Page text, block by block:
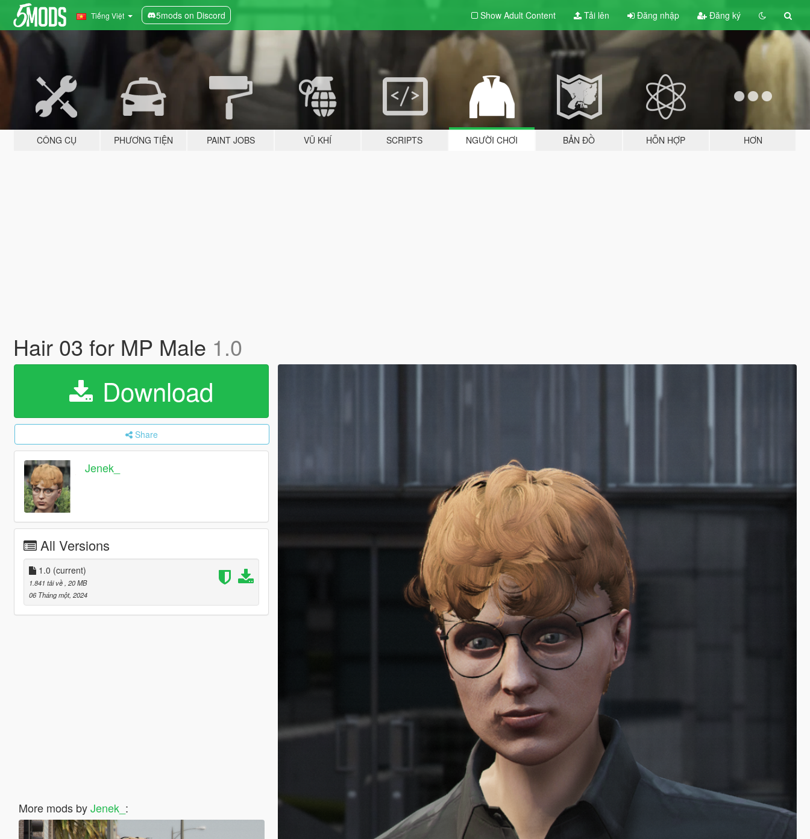
Tiếng Việt 5mods on Discord Show Adult Content Tải lên Đăng nhập Đăng ký
CÔNG CỤ PHƯƠNG TIỆN PAINT JOBS VŨ KHÍ SCRIPTS NGƯỜI CHƠI BẢN ĐỒ HỖN HỢP HƠN
Hair 03 for MP Male 1.0
Download
Share
Jenek_
All Versions
1.0 (current)
1.841 tải về , 20 MB
06 Tháng một, 2024
More mods byJenek_ :